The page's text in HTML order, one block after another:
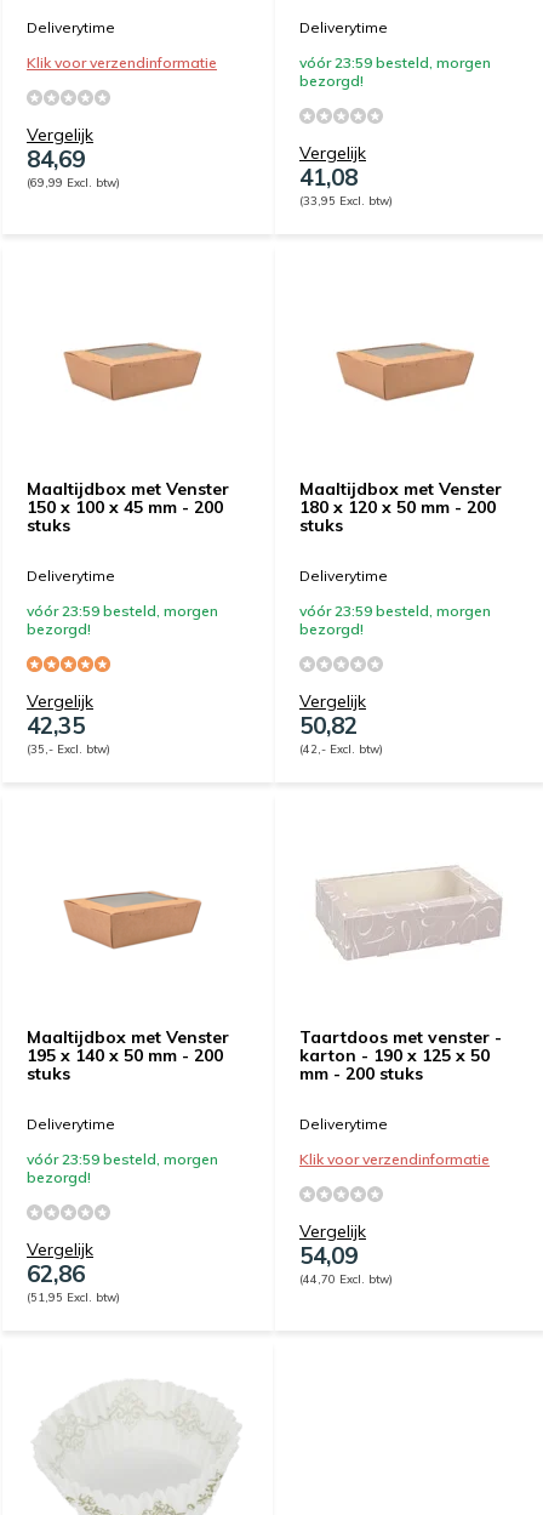
Deliverytime
Klik voor verzendinformatie
Vergelijk
84,69
(69,99 Excl. btw)
Deliverytime
vóór 23:59 besteld, morgen
bezorgd!
Vergelijk
41,08
(33,95 Excl. btw)
Maaltijdbox met Venster
150 x 100 x 45 mm - 200
stuks
Deliverytime
vóór 23:59 besteld, morgen
bezorgd!
Vergelijk
42,35
(35,- Excl. btw)
Maaltijdbox met Venster
180 x 120 x 50 mm - 200
stuks
Deliverytime
vóór 23:59 besteld, morgen
bezorgd!
Vergelijk
50,82
(42,- Excl. btw)
Maaltijdbox met Venster
195 x 140 x 50 mm - 200
stuks
Deliverytime
vóór 23:59 besteld, morgen
bezorgd!
Vergelijk
62,86
(51,95 Excl. btw)
Taartdoos met venster -
karton - 190 x 125 x 50
mm - 200 stuks
Deliverytime
Klik voor verzendinformatie
Vergelijk
54,09
(44,70 Excl. btw)